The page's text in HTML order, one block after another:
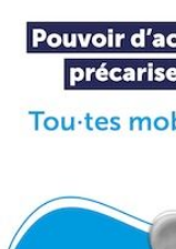
Qui
sommes-
la